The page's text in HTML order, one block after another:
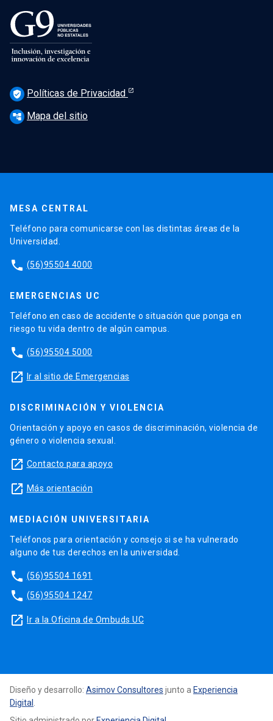
verified_user Políticas de Privacidad
account_tree Mapa del sitio
MESA CENTRAL
Teléfono para comunicarse con las distintas áreas de la
Universidad.
phone (56)95504 4000
EMERGENCIAS UC
Teléfono en caso de accidente o situación que ponga en
riesgo tu vida dentro de algún campus.
phone (56)95504 5000
launch Ir al sitio de Emergencias
DISCRIMINACIÓN Y VIOLENCIA
Orientación y apoyo en casos de discriminación, violencia de
género o violencia sexual.
launch Contacto para apoyo
launch Más orientación
MEDIACIÓN UNIVERSITARIA
Teléfonos para orientación y consejo si se ha vulnerado
alguno de tus derechos en la universidad.
phone (56)95504 1691
phone (56)95504 1247
launch Ir a la Oficina de Ombuds UC
Diseño y desarrollo: Asimov Consultores junto a Experiencia
Digital